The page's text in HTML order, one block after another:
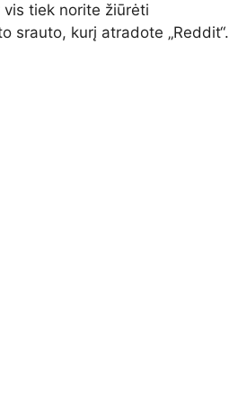
tiek norite žiūrėti
srauto, kurį atradote „Reddit“.